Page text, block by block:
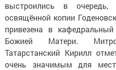
выстроились в
освящённой копии
привезена в
Божией Матери.
Татарстанский Кирилл
очень значимым для